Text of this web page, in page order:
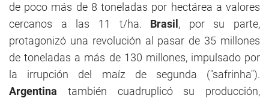
de poco más de 8 toneladas por hectárea a valores
cercanos a las 11 t/ha. Brasil , por su parte,
protagonizó una revolución al pasar de 35 millones
de toneladas a más de 130 millones, impulsado por
la irrupción del maíz de segunda ("safrinha").
Argentina también cuadruplicó su producción,